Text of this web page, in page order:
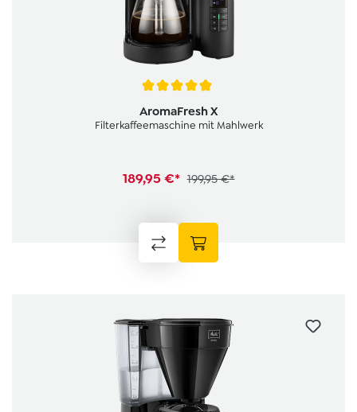
AromaFresh X
Filterkaffeemaschine mit Mahlwerk
189,95 €* 199,95 €*